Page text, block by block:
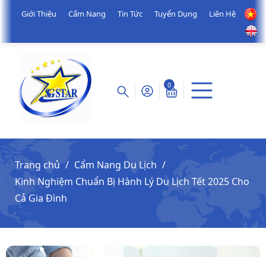
Giới Thiệu Cẩm Nang Tin Tức Tuyển Dụng Liên Hệ
0
Trang chủ
Cẩm Nang Du Lịch
Kinh Nghiệm Chuẩn Bị Hành Lý Du Lịch Tết 2025 Cho
Cả Gia Đình